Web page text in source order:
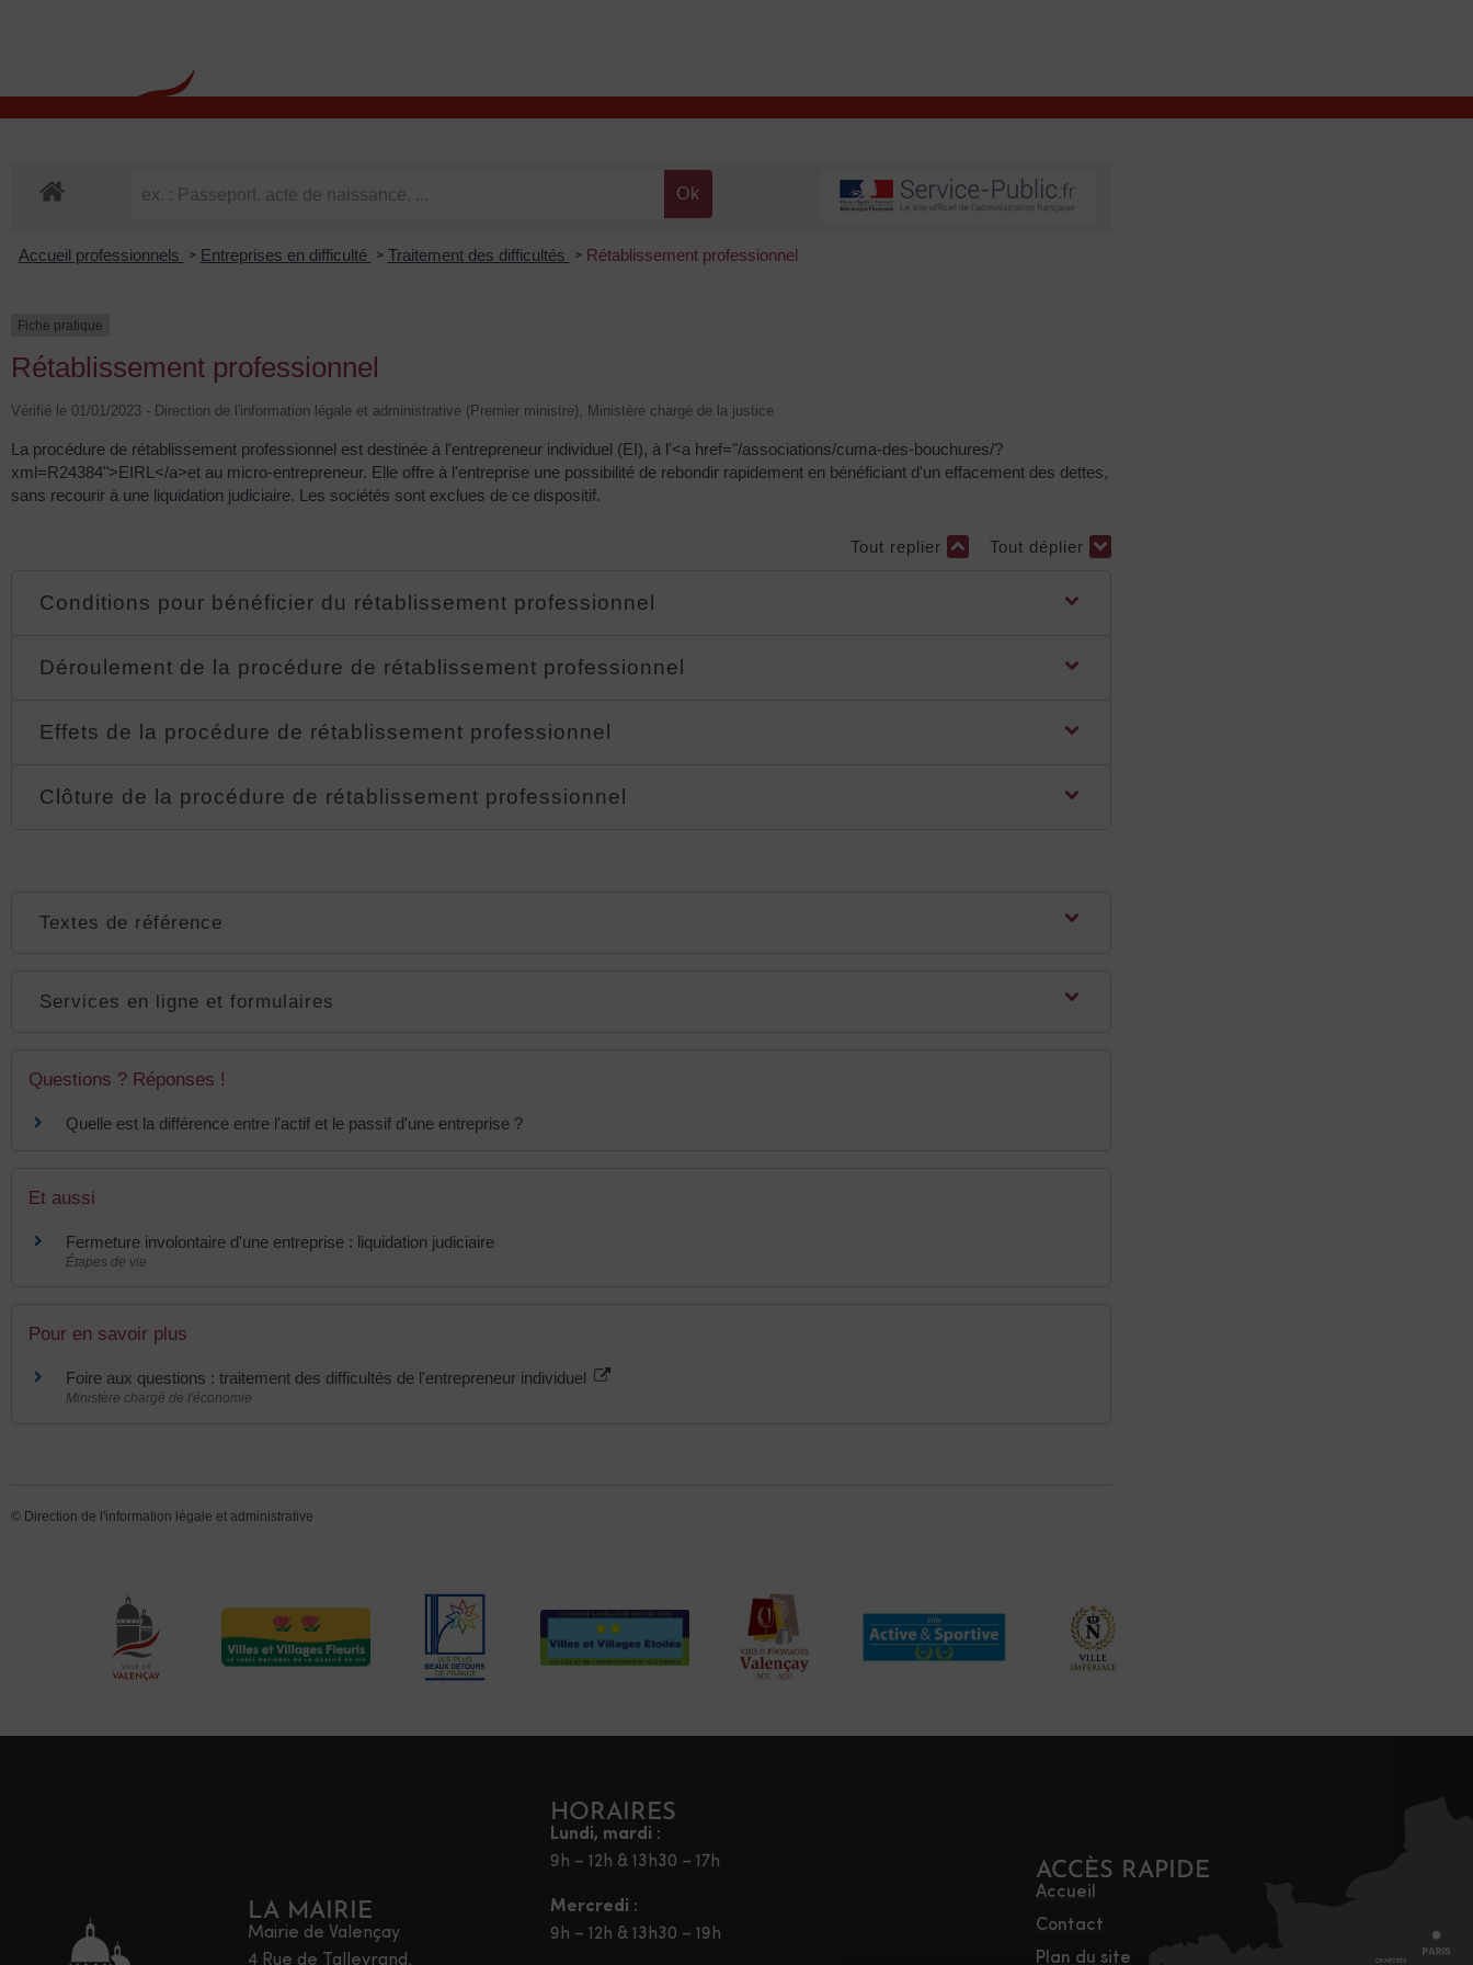
Accueil professionnels > Entreprises en difficulté > Traitement des difficultés > Rétablissement professionnel
Fiche pratique
Rétablissement professionnel
Vérifié le 01/01/2023 - Direction de l'information légale et administrative (Premier ministre), Ministère chargé de la justice
La procédure de rétablissement professionnel est destinée à l'entrepreneur individuel (EI), à l'<a href="/associations/cuma-des-bouchures/?
xml=R24384">EIRL</a>et au micro-entrepreneur. Elle offre à l'entreprise une possibilité de rebondir rapidement en bénéficiant d'un effacement des dettes,
sans recourir à une liquidation judiciaire. Les sociétés sont exclues de ce dispositif.
Tout replier Tout déplier
Conditions pour bénéficier du rétablissement professionnel
Déroulement de la procédure de rétablissement professionnel
Effets de la procédure de rétablissement professionnel
Clôture de la procédure de rétablissement professionnel
Textes de référence
Services en ligne et formulaires
Questions ? Réponses !
Quelle est la différence entre l'actif et le passif d'une entreprise ?
Et aussi
Fermeture involontaire d'une entreprise : liquidation judiciaire
Étapes de vie
Pour en savoir plus
Foire aux questions : traitement des difficultés de l'entrepreneur individuel
Ministère chargé de l'économie
© Direction de l'information légale et administrative
LA MAIRIE
Mairie de Valençay
4 Rue de Talleyrand,
HORAIRES
Lundi, mardi :
9h – 12h & 13h30 – 17h
Mercredi :
9h – 12h & 13h30 – 19h
ACCÈS RAPIDE
Accueil
Contact
Plan du site